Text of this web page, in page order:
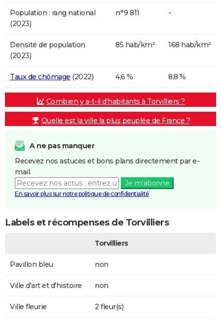
Population : rang national
(2023)
n°9 811 -
Densité de population
(2023)
85 hab/km² 168 hab/km²
Taux de chômage (2022) 4,6 % 8,8 %
Combien y a-t-il d'habitants à Torvilliers ?
Quelle est la ville la plus peuplée de France ?
A ne pas manquer
Recevez nos astuces et bons plans directement par e-
mail.
Je m'abonne
En savoir plus sur notre politique de confidentialité
Labels et récompenses de Torvilliers
Torvilliers
Pavillon bleu non
Ville d'art et d'histoire non
Ville fleurie 2 fleur(s)